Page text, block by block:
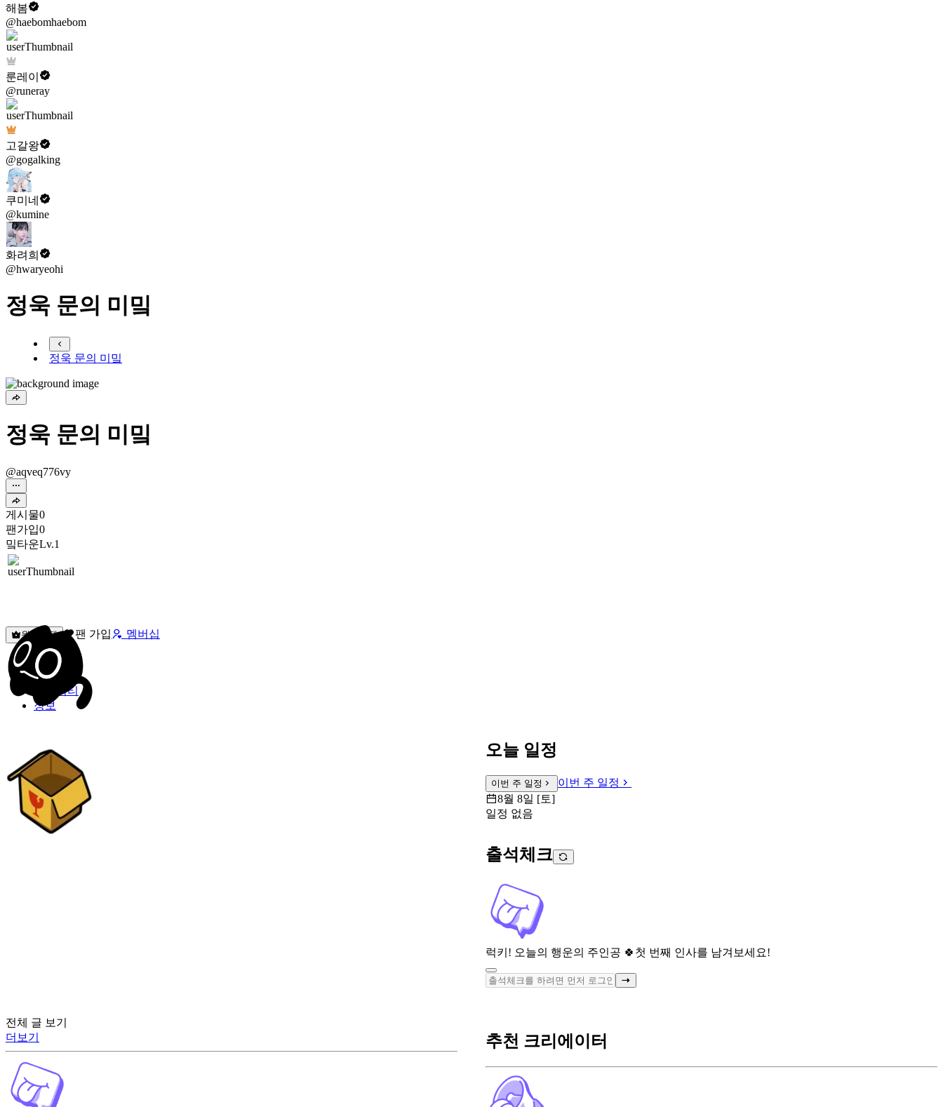
해봄
@haebomhaebom
룬레이
@runeray
고갈왕
@gogalking
쿠미네
@kumine
화려희
@hwaryeohi
정욱 문의 미밐
정욱 문의 미밐
정욱 문의 미밐
@aqveq776vy
게시물0
팬가입0
밐타운Lv.1
원픽선택 팬 가입 멤버십
밐타운
피드
커뮤니티
정보
오늘 일정
이번 주 일정
이번 주 일정
8월 8일 [토]
일정 없음
출석체크
럭키! 오늘의 행운의 주인공 🍀 첫 번째 인사를 남겨보세요!
전체 글 보기
더보기
추천 크리에이터